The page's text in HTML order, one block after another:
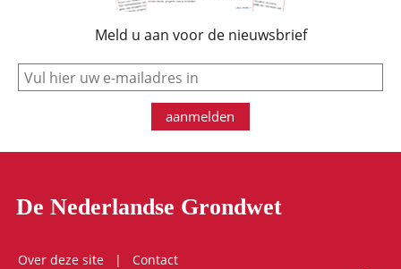
Meld u aan voor de nieuwsbrief
e-mail
aanmelden
De Nederlandse Grondwet
Over deze site
Contact